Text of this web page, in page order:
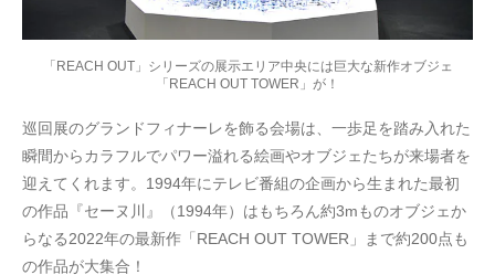
「REACH OUT」シリーズの展示エリア中央には巨大な新作オブジェ
「REACH OUT TOWER」が！
巡回展のグランドフィナーレを飾る会場は、一歩足を踏み入れた
瞬間からカラフルでパワー溢れる絵画やオブジェたちが来場者を
迎えてくれます。1994年にテレビ番組の企画から生まれた最初
の作品『セーヌ川』（1994年）はもちろん約3mものオブジェか
らなる2022年の最新作「REACH OUT TOWER」まで約200点も
の作品が大集合！